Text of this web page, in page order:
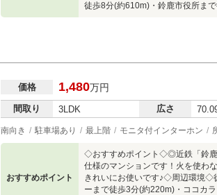
徒歩8分(約610m)・鈴鹿市役所ま
価格 1,480万円
間取り 3LDK 広さ
南向き 駐車場あり 最上階 モニタ付インターホン
おすすめポイント
◇おすすめポイント◇◎近鉄「鈴鹿
仕様のマンションです！火を使わ
きれいにお使いです♪◇周辺環境◇
ーまで徒歩3分(約220m)・ココカ